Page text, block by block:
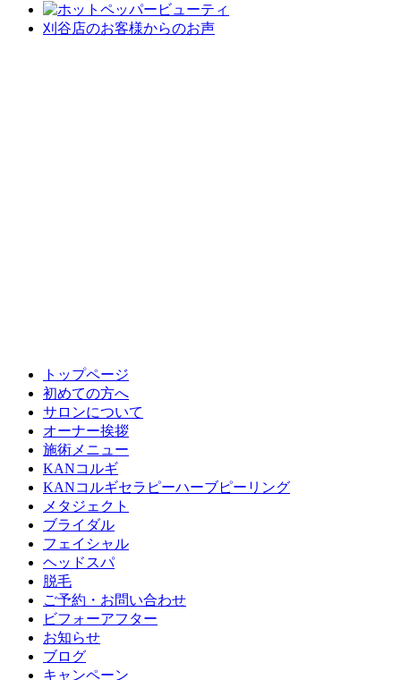
刈谷店のお客様からのお声
トップページ
初めての方へ
サロンについて
オーナー挨拶
施術メニュー
KANコルギ
KANコルギセラピーハーブピーリング
メタジェクト
ブライダル
フェイシャル
ヘッドスパ
脱毛
ご予約・お問い合わせ
ビフォーアフター
お知らせ
ブログ
キャンペーン